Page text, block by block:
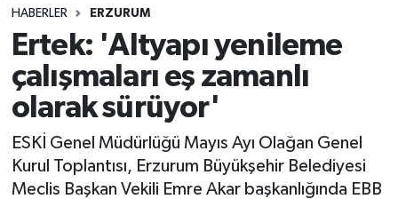
HABERLER ERZURUM
Ertek: 'Altyapı yenileme
çalışmaları eş zamanlı
olarak sürüyor'
ESKİ Genel Müdürlüğü Mayıs Ayı Olağan Genel
Kurul Toplantısı, Erzurum Büyükşehir Belediyesi
Meclis Başkan Vekili Emre Akar başkanlığında EBB
Son Dakika Haberleri
Haber Arşivi